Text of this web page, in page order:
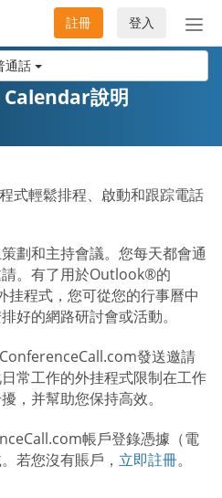
通話
切
換
登入
註冊
說明
式輕鬆排程、啟動和跟踪電話
劃和主持會議。您每天都會通
。有了用於Outlook®的
程式，您可從您的行事曆中
好的網路研討會或活動。
發送邀請
常工作的外挂程式限制在工作
，并幫助您保持高效。
帳戶登錄憑據（電
若您沒有賬戶， 立即註冊。